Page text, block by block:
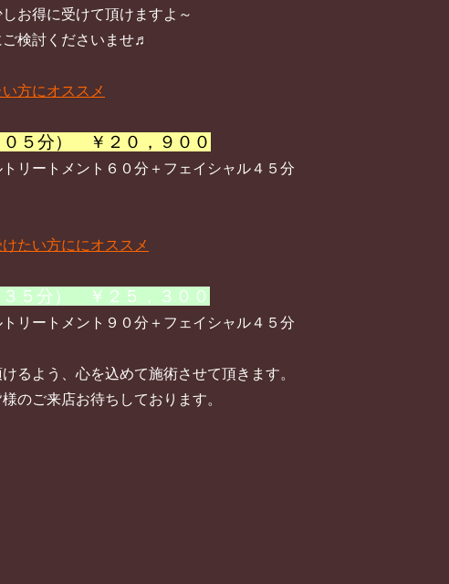
お得に受けて頂けますよ～
検討くださいませ♬
方にオススメ
５分） ￥２０，９００
リートメント６０分＋フェイシャル４５分
たい方ににオススメ
５分） ￥２５，３００
リートメント９０分＋フェイシャル４５分
るよう、心を込めて施術させて頂きます。
のご来店お待ちしております。